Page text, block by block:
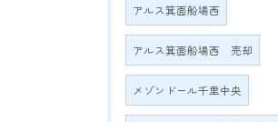
アルス箕面船場西
アルス箕面船場西 売却
メゾンドール千里中央